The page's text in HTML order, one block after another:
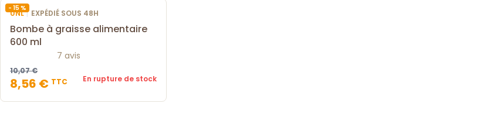
- 15 %
UNL| EXPÉDIÉ SOUS 48H
Bombe à graisse alimentaire
600 ml
7 avis
10,07 €
8,56 € TTC En rupture de stock